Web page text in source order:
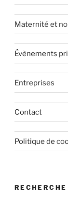
Maternité et
Évènements
Entreprises
Contact
Politique de
RECHERCHE